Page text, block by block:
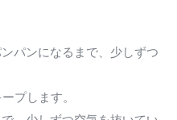
パンになるまで、少しずつ
プします。